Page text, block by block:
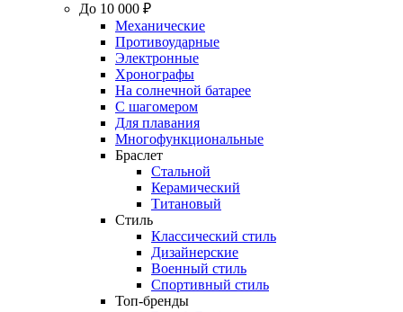
До 10 000 ₽
Механические
Противоударные
Электронные
Хронографы
На солнечной батарее
С шагомером
Для плавания
Многофункциональные
Браслет
Стальной
Керамический
Титановый
Стиль
Классический стиль
Дизайнерские
Военный стиль
Спортивный стиль
Топ-бренды